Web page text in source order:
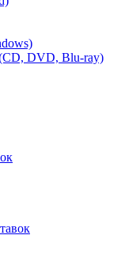
DVD, Blu-ray)